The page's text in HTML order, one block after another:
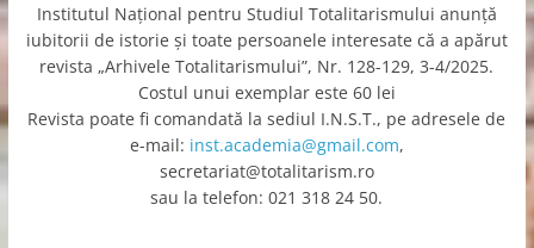
Institutul Naţional pentru Studiul Totalitarismului anunţă
iubitorii de istorie şi toate persoanele interesate că a apărut
revista „Arhivele Totalitarismului”, Nr. 128-129, 3-4/2025.
Costul unui exemplar este 60 lei
Revista poate fi comandată la sediul I.N.S.T., pe adresele de
e-mail: inst.academia@gmail.com,
secretariat@totalitarism.ro
sau la telefon: 021 318 24 50.